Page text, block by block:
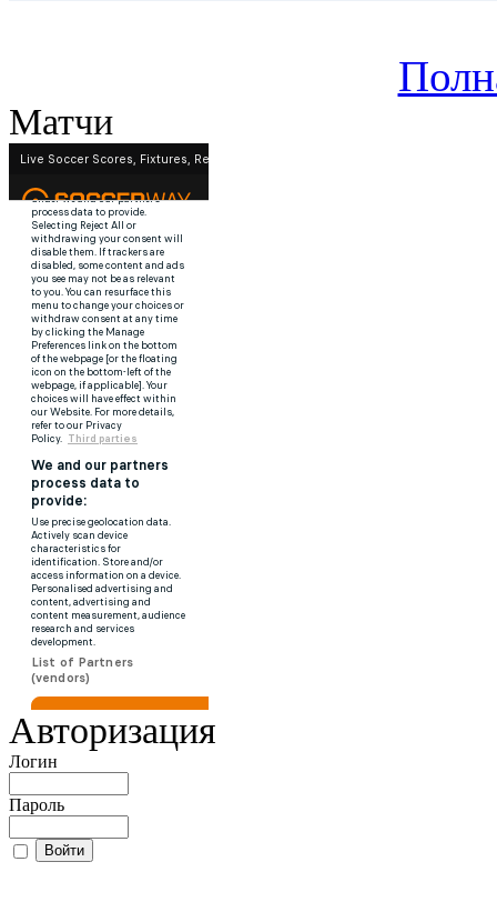
Матчи
Авторизация
Логин
Пароль